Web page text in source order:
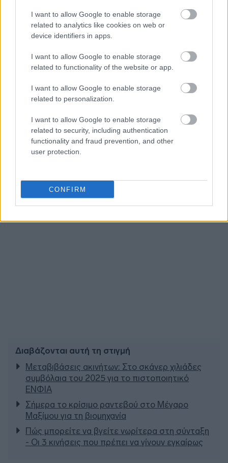
I want to allow Google to enable storage
related to analytics like cookies on web or
device identifiers in apps.
I want to allow Google to enable storage
related to functionality of the website or app.
I want to allow Google to enable storage
related to personalization.
I want to allow Google to enable storage
related to security, including authentication
functionality and fraud prevention, and other
user protection.
CONFIRM
Ακολουθήστε τοinsider.gr στο Google News
πρώτοι όλες τιςειδήσειςαπό την Ελλάδα και τον κόσμο.
Διαβάζονται αυτή τη στιγμή
Μεταβιβάσεις ακινήτων: Στο σκάνερ χιλιάδες
συμβόλαια του 2025 για το πιστοποιητικό
ΕΝΦΙΑ
Σήμερα το κρίσιμο ραντεβού στο Μέγαρο
Μαξίμου για τη βιομηχανία
Πώς μπορείτε να βγείτε νωρίτερα στη σύνταξη
- Οι 3 κινήσεις που πρέπει να γίνουν εγκαίρως